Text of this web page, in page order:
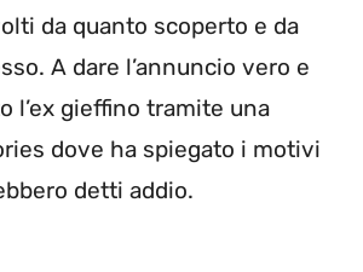
da quanto scoperto e da
A dare l’annuncio vero e
l’ex gieffino tramite una
dove ha spiegato i motivi
detti addio.